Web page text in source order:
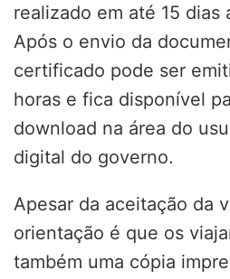
realizado em até 15 dias
Após o envio da
certificado pode ser
horas e fica disponível
download na área do
digital do governo.
Apesar da aceitação da
orientação é que os
também uma cópia